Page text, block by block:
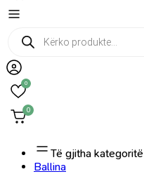
Products
search
0
0
Të gjitha kategoritë
Ballina